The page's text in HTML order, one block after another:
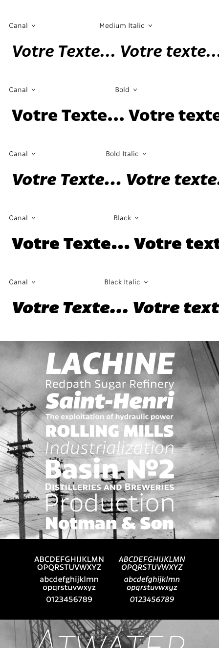
Canal Medium Italic
Votre Texte... Votre
Canal Bold
Votre Texte... Votre
Canal Bold Italic
Votre Texte... Votre
Canal Black
Votre Texte... Votre
Canal Black Italic
Votre Texte... Votre